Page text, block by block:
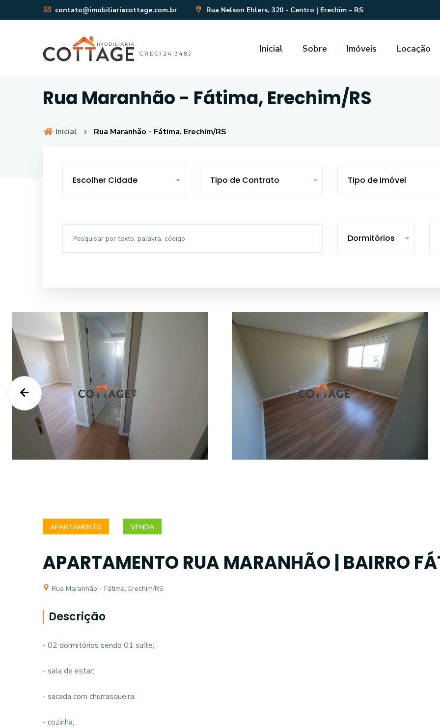
contato@imobiliariacottage.com.br Rua Nelson Ehlers, 320 - Centro | Erechim – RS
Inicial Sobre Imóveis Locação
Rua Maranhão - Fátima, Erechim/RS
Inicial Rua Maranhão - Fátima, Erechim/RS
Escolher Cidade Tipo de Contrato Tipo de Imóvel
Dormitórios
APARTAMENTO VENDA
APARTAMENTO RUA MARANHÃO | BAIRRO
Rua Maranhão - Fátima, Erechim/RS
Descrição
- 02 dormitórios sendo 01 suíte;
- sala de estar;
- sacada com churrasqueira;
- cozinha;